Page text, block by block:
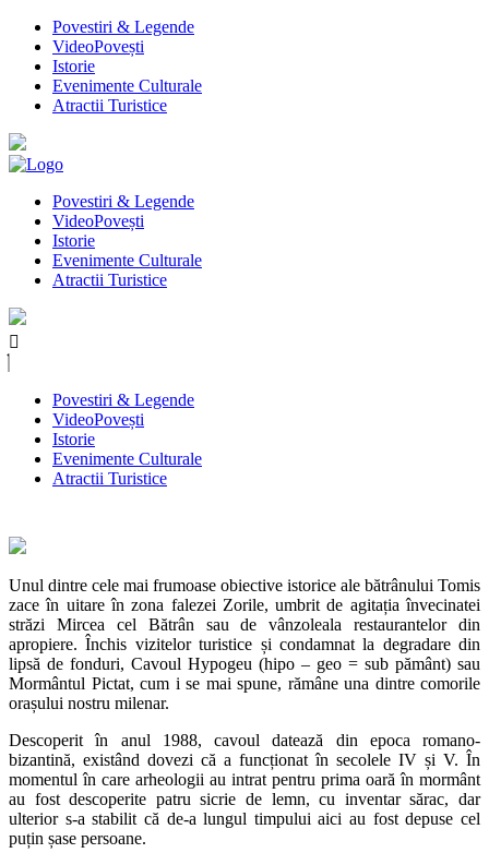
Povestiri & Legende
VideoPovești
Istorie
Evenimente Culturale
Atractii Turistice
Povestiri & Legende
VideoPovești
Istorie
Evenimente Culturale
Atractii Turistice
Povestiri & Legende
VideoPovești
Istorie
Evenimente Culturale
Atractii Turistice
Unul dintre cele mai frumoase obiective istorice ale bătrânului Tomis
zace în uitare în zona falezei Zorile, umbrit de agitația învecinatei
străzi Mircea cel Bătrân sau de vânzoleala restaurantelor din
apropiere. Închis vizitelor turistice și condamnat la degradare din
lipsă de fonduri, Cavoul Hypogeu (hipo – geo = sub pământ) sau
Mormântul Pictat, cum i se mai spune, rămâne una dintre comorile
orașului nostru milenar.
Descoperit în anul 1988, cavoul datează din epoca romano-
bizantină, existând dovezi că a funcționat în secolele IV și V. În
momentul în care arheologii au intrat pentru prima oară în mormânt
au fost descoperite patru sicrie de lemn, cu inventar sărac, dar
ulterior s-a stabilit că de-a lungul timpului aici au fost depuse cel
puțin șase persoane.